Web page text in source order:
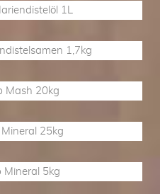
1L
1,7kg
Mash 20kg
25kg
Mineral 5kg